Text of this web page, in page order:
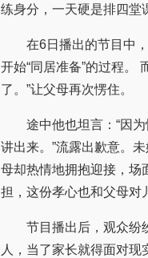
练身分，一天硬是排四堂
在6日播出的节目中，
开始“同居准备”的过程。
了。”让父母再次愣住。
途中他也坦言：“因为
讲出来。”流露出歉意。
母却热情地拥抱迎接，场
担，这份孝心也和父母对
节目播出后，观众纷纷
人，当了家长就得面对现